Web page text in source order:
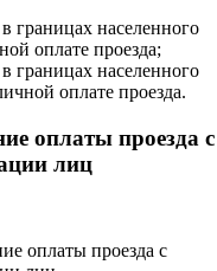
границах населенного
оплате проезда;
границах населенного
оплате проезда.
оплаты проезда с
лиц